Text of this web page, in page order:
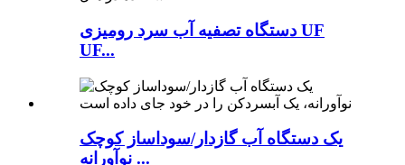
دستگاه تصفیه آب سرد رومیزی UF
UF...
یک دستگاه آب گازدار/سوداساز کوچک
نوآورانه ...